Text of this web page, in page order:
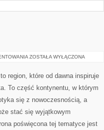
PYTANIA
ZOSTAŁA WYŁĄCZONA
region, które od dawna inspiruje
To część kontynentu, w którym
się z nowoczesnością, a
stać się wyjątkowym
poświęcona tej tematyce jest